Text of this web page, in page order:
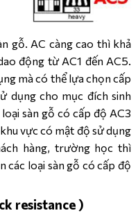
gỗ. AC càng cao thì khả
động từ AC1 đến AC5.
mà có thể lựa chọn cấp
dụng cho mục đích sinh
sàn gỗ có cấp độ AC3
vực có mật độ sử dụng
hàng, trường học thì
các loại sàn gỗ có cấp độ
resistance )